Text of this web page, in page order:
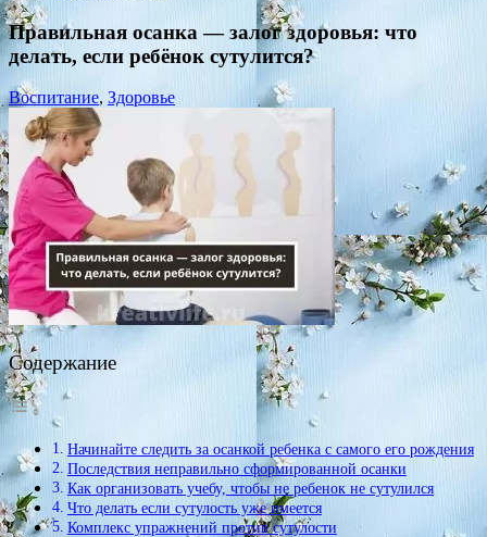
Правильная осанка — залог здоровья: что
делать, если ребёнок сутулится?
Воспитание, Здоровье
Содержание
Начинайте следить за осанкой ребенка с самого его рождения
Последствия неправильно сформированной осанки
Как организовать учебу, чтобы не ребенок не сутулился
Что делать если сутулость уже имеется
Комплекс упражнений против сутулости